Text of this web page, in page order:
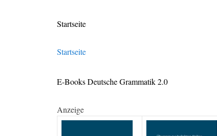
Startseite
Startseite
E-Books Deutsche Grammatik 2.0
Anzeige